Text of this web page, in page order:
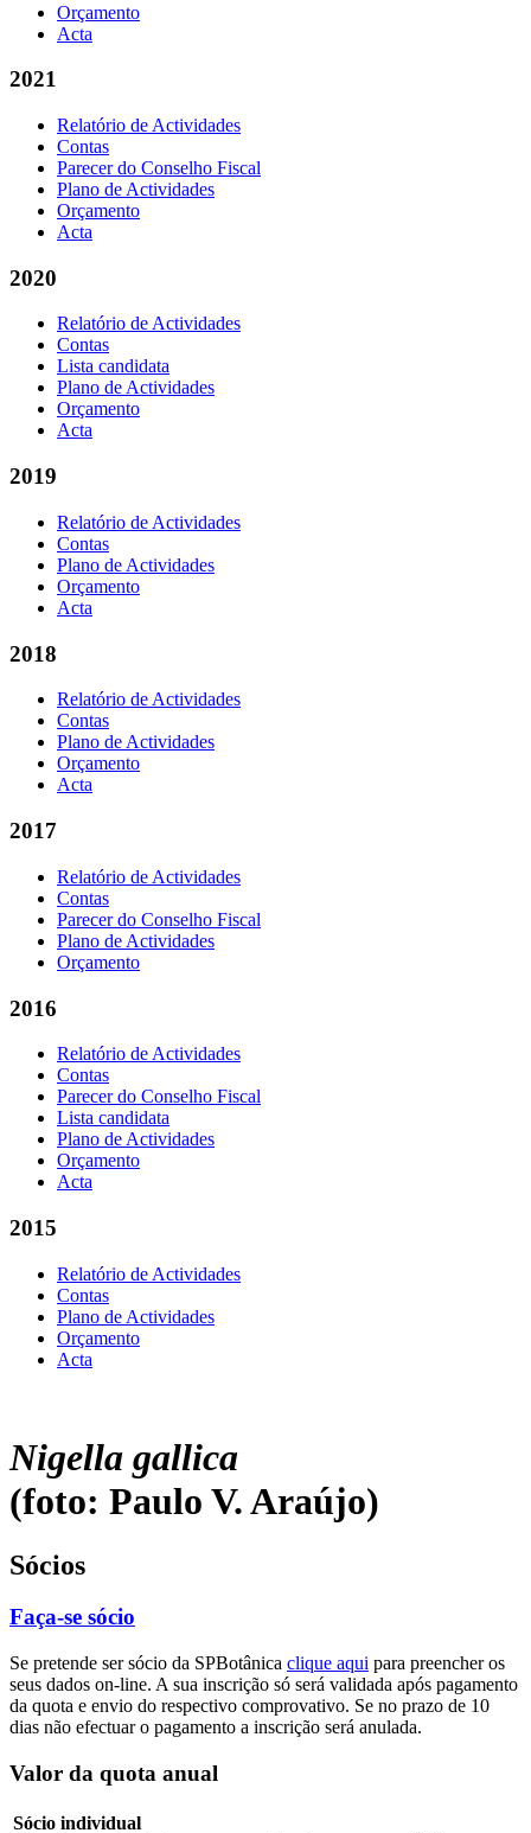
Orçamento
Acta
2021
Relatório de Actividades
Contas
Parecer do Conselho Fiscal
Plano de Actividades
Orçamento
Acta
2020
Relatório de Actividades
Contas
Lista candidata
Plano de Actividades
Orçamento
Acta
2019
Relatório de Actividades
Contas
Plano de Actividades
Orçamento
Acta
2018
Relatório de Actividades
Contas
Plano de Actividades
Orçamento
Acta
2017
Relatório de Actividades
Contas
Parecer do Conselho Fiscal
Plano de Actividades
Orçamento
2016
Relatório de Actividades
Contas
Parecer do Conselho Fiscal
Lista candidata
Plano de Actividades
Orçamento
Acta
2015
Relatório de Actividades
Contas
Plano de Actividades
Orçamento
Acta
Nigella gallica
(foto: Paulo V. Araújo)
Sócios
Faça-se sócio
Se pretende ser sócio da SPBotânica clique aqui para preencher os
seus dados on-line. A sua inscrição só será validada após pagamento
da quota e envio do respectivo comprovativo. Se no prazo de 10
dias não efectuar o pagamento a inscrição será anulada.
Valor da quota anual
Sócio individual